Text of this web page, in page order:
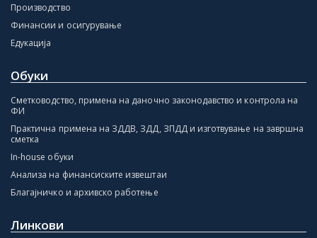
Производство
Финансии и осигурување
Едукација
Обуки
Сметководство, примена на даночно законодавство и контрола на
ФИ
Практична примена на ЗДДВ, ЗДД, ЗПДД и изготвување на завршна
сметка
In-house обуки
Анализа на финансиските извештаи
Благајничко и архивско работење
Линкови